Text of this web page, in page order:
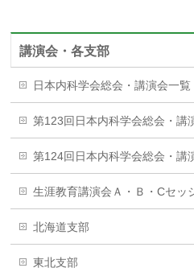
講演会・各支部
日本内科学会総会・講演会一覧
第123回日本内科学会総会・講
第124回日本内科学会総会・講
生涯教育講演会Ａ・Ｂ・Cセッ
北海道支部
東北支部